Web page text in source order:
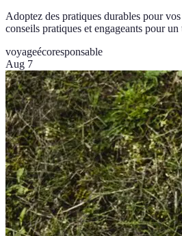
Adoptez des pratiques durables pour
conseils pratiques et engageants pour
voyageécoresponsable
Aug 7